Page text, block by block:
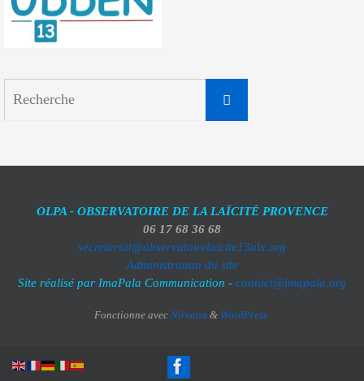
Recherche
OLPA - OBSERVATOIRE DE LA LAÏCITÉ PROVENCE
06 17 68 36 68
secretariat@observatoirelaicite13aix.org
Administration du site
Site réalisé par ImaPala Communication - contact@imapala.org
Fonctionne avec Nirvana & WordPress.